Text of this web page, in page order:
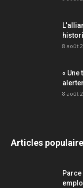
8 août
« Une
8 août
Articles